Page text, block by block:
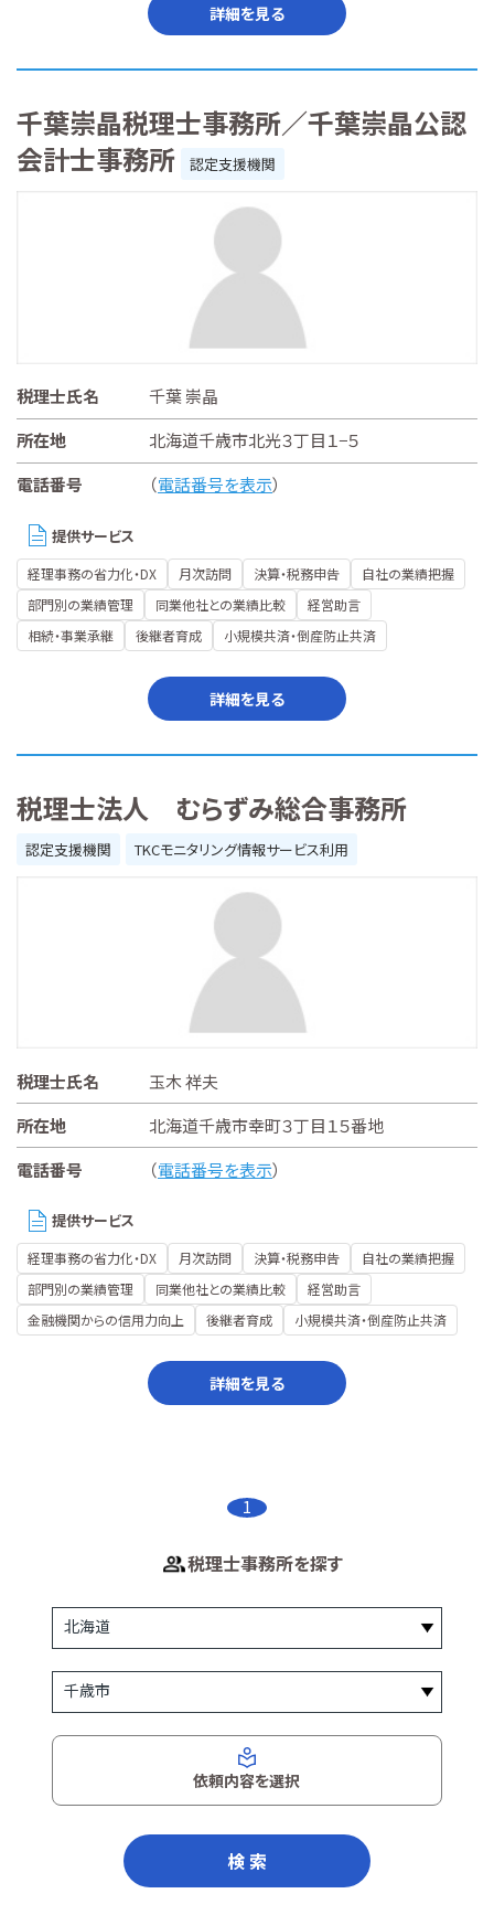
詳細を見る
千葉崇晶税理士事務所／千葉崇晶公認
会計士事務所
認定支援機関
税理士氏名
千葉 崇晶
所在地
北海道千歳市北光３丁目１−５
電話番号
（電話番号を表示）
提供サービス
経理事務の省力化・DX 月次訪問 決算・税務申告
自社の業績把握
部門別の業績管理
同業他社との業績比較
経営助言
相続・事業承継
後継者育成 小規模共済・倒産防止共済
詳細を見る
税理士法人 むらずみ総合事務所
認定支援機関 TKCモニタリング情報サービス利用
税理士氏名
玉木 祥夫
所在地
北海道千歳市幸町３丁目１５番地
電話番号
（電話番号を表示）
提供サービス
経理事務の省力化・DX 月次訪問 決算・税務申告
自社の業績把握
部門別の業績管理
同業他社との業績比較
経営助言
金融機関からの信用力向上
後継者育成 小規模共済・倒産防止共済
詳細を見る
1
税理士事務所を探す
依頼内容を選択
検 索